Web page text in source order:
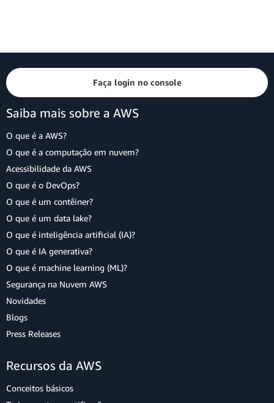
Faça login no console
Saiba mais sobre a AWS
O que é a AWS?
O que é a computação em nuvem?
Acessibilidade da AWS
O que é o DevOps?
O que é um contêiner?
O que é um data lake?
O que é inteligência artificial (IA)?
O que é IA generativa?
O que é machine learning (ML)?
Segurança na Nuvem AWS
Novidades
Blogs
Press Releases
Recursos da AWS
Conceitos básicos